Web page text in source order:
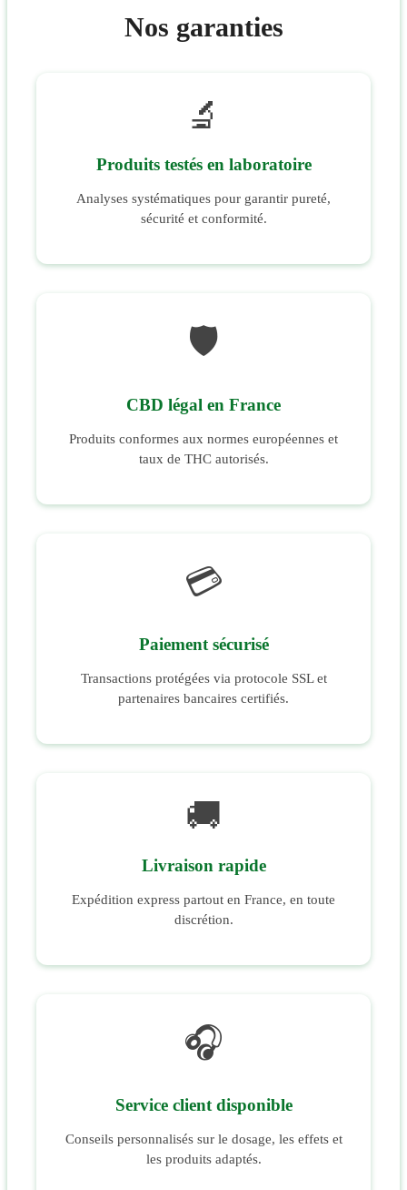
Nos garanties
🔬
Produits testés en laboratoire
Analyses systématiques pour garantir pureté,
sécurité et conformité.
🛡️
CBD légal en France
Produits conformes aux normes européennes et
taux de THC autorisés.
💳
Paiement sécurisé
Transactions protégées via protocole SSL et
partenaires bancaires certifiés.
🚚
Livraison rapide
Expédition express partout en France, en toute
discrétion.
🎧
Service client disponible
Conseils personnalisés sur le dosage, les effets et
les produits adaptés.